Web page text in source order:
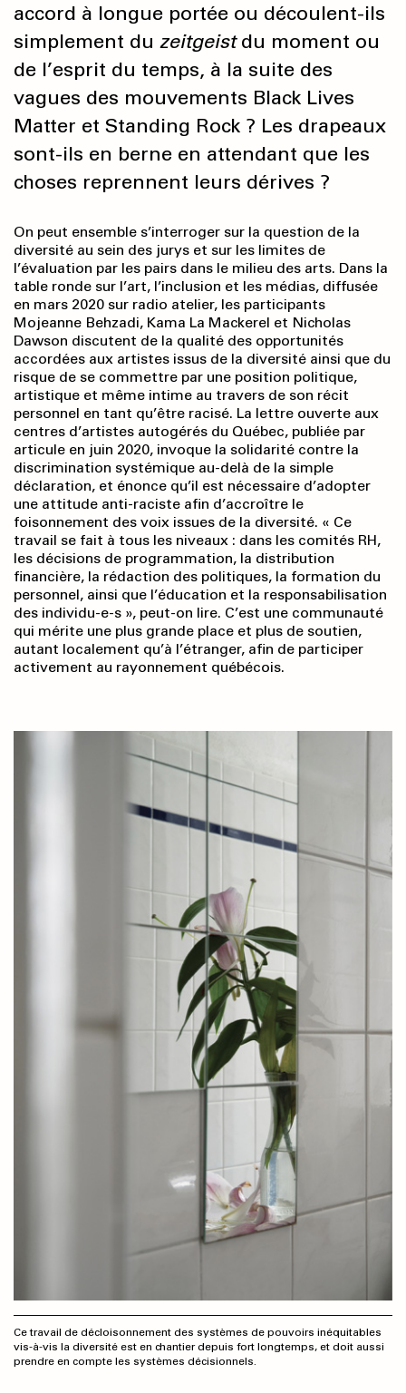
accord à longue portée ou découlent-ils
simplement du zeitgeistdu moment ou
de l’esprit du temps, à la suite des
vagues des mouvements Black Lives
Matter et Standing Rock ? Les drapeaux
sont-ils en berne en attendant que les
choses reprennent leurs dérives ?
On peut ensemble s’interroger sur la question de la
diversité au sein des jurys et sur les limites de
l’évaluation par les pairs dans le milieu des arts. Dans la
table ronde sur l’art, l’inclusion et les médias, diffusée
en mars 2020 sur radio atelier, les participants
Mojeanne Behzadi, Kama La Mackerel et Nicholas
Dawson discutent de la qualité des opportunités
accordées aux artistes issus de la diversité ainsi que du
risque de se commettre par une position politique,
artistique et même intime au travers de son récit
personnel en tant qu’être racisé. La lettre ouverte aux
centres d’artistes autogérés du Québec, publiée par
articule en juin 2020, invoque la solidarité contre la
discrimination systémique au-delà de la simple
déclaration, et énonce qu’il est nécessaire d’adopter
une attitude anti-raciste afin d’accroître le
foisonnement des voix issues de la diversité. « Ce
travail se fait à tous les niveaux : dans les comités RH,
les décisions de programmation, la distribution
financière, la rédaction des politiques, la formation du
personnel, ainsi que l’éducation et la responsabilisation
des individu-e-s », peut-on lire. C’est une communauté
qui mérite une plus grande place et plus de soutien,
autant localement qu’à l’étranger, afin de participer
activement au rayonnement québécois.
Ce travail de décloisonnement des systèmes de pouvoirs inéquitables
vis-à-vis la diversité est en chantier depuis fort longtemps, et doit aussi
prendre en compte les systèmes décisionnels.